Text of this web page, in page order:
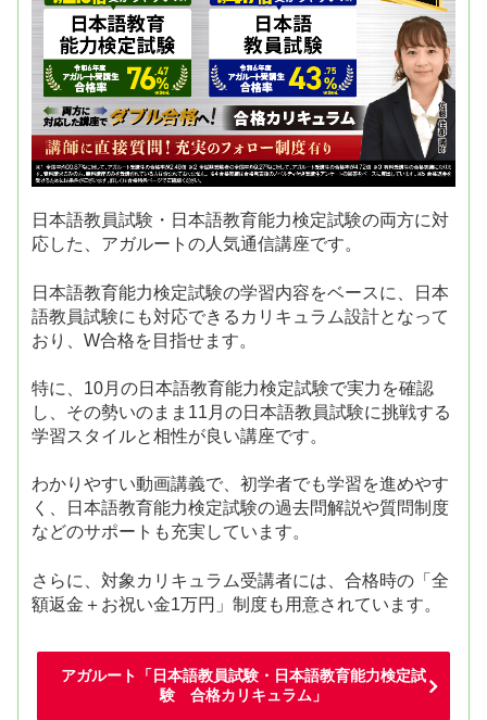
日本語教員試験・日本語教育能力検定試験の両方に対
応した、アガルートの人気通信講座です。
日本語教育能力検定試験の学習内容をベースに、日本
語教員試験にも対応できるカリキュラム設計となって
おり、W合格を目指せます。
特に、10月の日本語教育能力検定試験で実力を確認
し、その勢いのまま11月の日本語教員試験に挑戦する
学習スタイルと相性が良い講座です。
わかりやすい動画講義で、初学者でも学習を進めやす
く、日本語教育能力検定試験の過去問解説や質問制度
などのサポートも充実しています。
さらに、対象カリキュラム受講者には、合格時の「全
額返金＋お祝い金1万円」制度も用意されています。
アガルート「日本語教員試験・日本語教育能力検定試
験 合格カリキュラム」